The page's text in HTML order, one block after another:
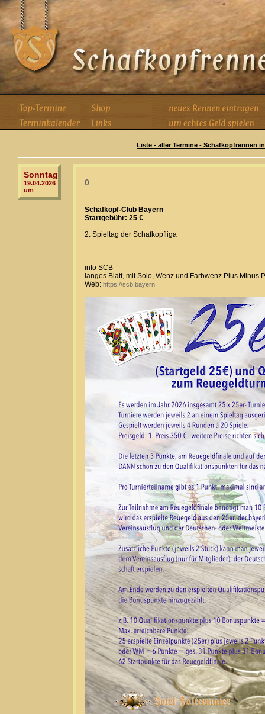
Liste - aller Termine - Schafkopfrennen
Sonntag
19.04.2026
um
0
Schafkopf-Club Bayern
Startgebühr: 25 €
2. Spieltag der Schafkopfliga
info SCB
langes Blatt, mit Solo, Wenz und Farbwenz Plus Minus
Web: https://scb.bayern